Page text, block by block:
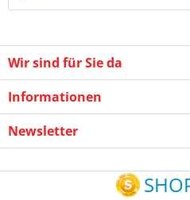
Wir sind für Sie da
Informationen
Newsletter